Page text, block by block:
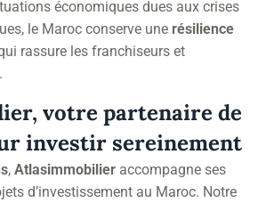
économiques dues aux crises
le Maroc conserve une résilience
rassure les franchiseurs et
votre partenaire de
investir sereinement
, Atlasimmobilier accompagne ses
d’investissement au Maroc. Notre